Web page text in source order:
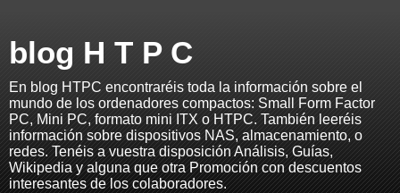
blog H T P C
En blog HTPC encontraréis toda la información sobre el
mundo de los ordenadores compactos: Small Form Factor
PC, Mini PC, formato mini ITX o HTPC. También leeréis
información sobre dispositivos NAS, almacenamiento, o
redes. Tenéis a vuestra disposición Análisis, Guías,
Wikipedia y alguna que otra Promoción con descuentos
interesantes de los colaboradores.